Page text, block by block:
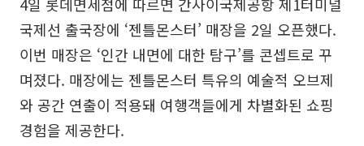
국제선 출국장에 ‘젠틀몬스터’ 매장을 2일 오픈했다.
이번 매장은 ‘인간 내면에 대한 탐구’를 콘셉트로 꾸
며졌다. 매장에는 젠틀몬스터 특유의 예술적 오브제
와 공간 연출이 적용돼 여행객들에게 차별화된 쇼핑
경험을 제공한다.